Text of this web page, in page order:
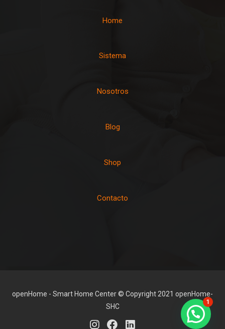
Home
Sistema
Nosotros
Blog
Shop
Contacto
openHome - Smart Home Center © Copyright 2021 openHome-
SHC
1